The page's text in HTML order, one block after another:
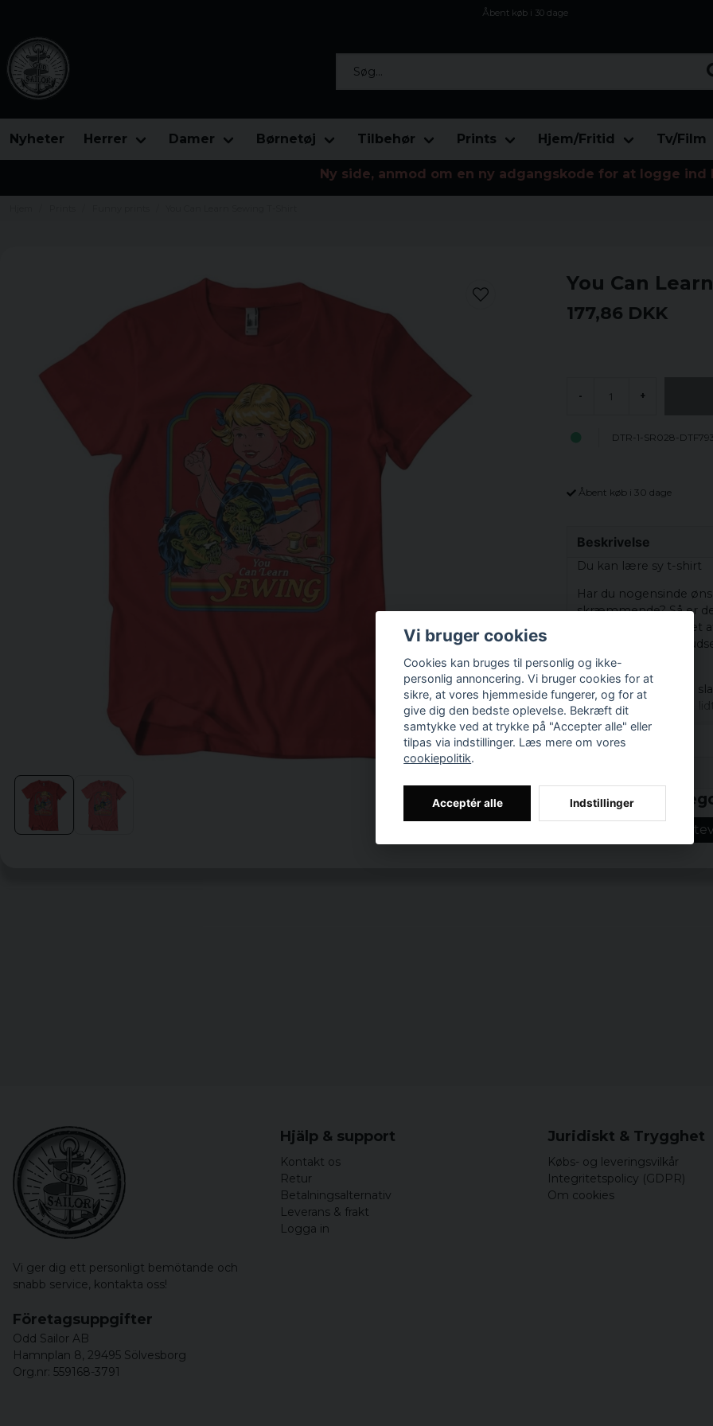
Åbent køb i 30 dage
Nyheter Herrer Damer Børnetøj Tilbehør Prints Hjem/Fritid Tv/Film
Ny side, anmod om en ny adgangskode for at logge ind
You Can
177,86 DKK
- +
DTR-1-SR028-
Åbent køb i 30 dage
Beskrivelse
Du kan lære sy t-shirt
Har du nogensinde
skræmmende? Så er
pige, der syr,
syning", føles det
syverdenen.
Det er nøjagtigt den
gøre det uventet og
raser? Det kan faktisk
Relaterede
Vi ger dig ett personligt bemötande och
snabb service, kontakta oss!
Hjälp & support
Kontakt os
Retur
Betalningsalternativ
Leverans & frakt
Logga in
Juridiskt & Trygghet
Købs- og leveringsvilkår
Integritetspolicy (GDPR)
Om cookies
Företagsuppgifter
Odd Sailor AB
Hamnplan 8, 29495 Sölvesborg
Org.nr: 559168-3791
Vi bruger cookies
Cookies kan bruges til personlig og ikke-
personlig annoncering. Vi bruger cookies for at
sikre, at vores hjemmeside fungerer, og for at
give dig den bedste oplevelse. Bekræft dit
samtykke ved at trykke på "Accepter alle" eller
tilpas via indstillinger. Læs mere om vores
cookiepolitik.
Acceptér alle Indstillinger